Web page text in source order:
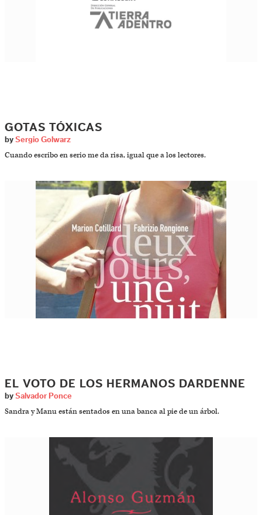
GOTAS TÓXICAS
by Sergio Golwarz
Cuando escribo en serio me da risa, igual que a los lectores.
EL VOTO DE LOS HERMANOS DARDENNE
by Salvador Ponce
Sandra y Manu están sentados en una banca al pie de un árbol.